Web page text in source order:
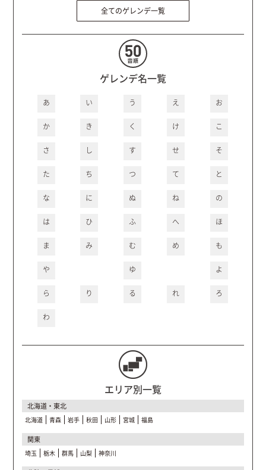
全てのゲレンデ一覧
ゲレンデ名一覧
あ い う え お
か き く け こ
さ し す せ そ
た ち つ て と
な に ぬ ね の
は ひ ふ へ ほ
ま み む め も
や ゆ よ
ら り る れ ろ
わ
エリア別一覧
北海道・東北
北海道 青森 岩手 秋田 山形 宮城 福島
関東
埼玉 栃木 群馬 山梨 神奈川